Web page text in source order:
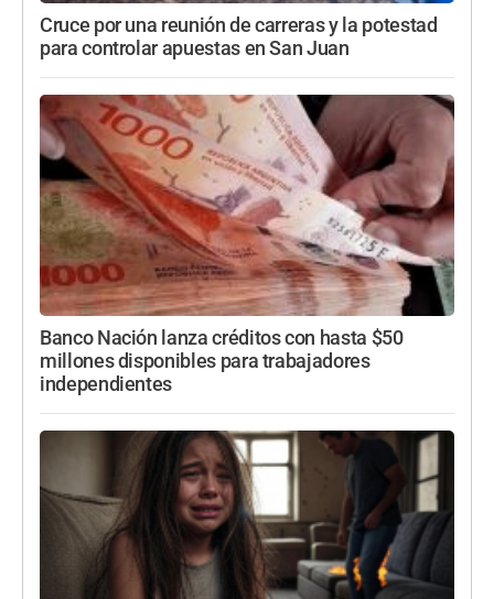
Cruce por una reunión de carreras y la potestad
para controlar apuestas en San Juan
Banco Nación lanza créditos con hasta $50
millones disponibles para trabajadores
independientes